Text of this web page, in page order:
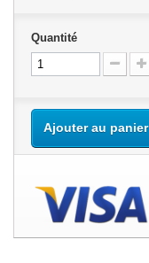
Quantité
Ajouter au panier